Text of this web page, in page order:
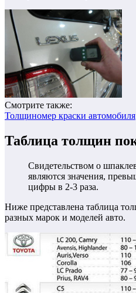
Смотрите также:
Толщиномер краски автомобиля
Таблица толщин
Свидетельством о
являются значения,
цифры в 2-3 раза.
Ниже представлена таблица
разных марок и моделей авто.